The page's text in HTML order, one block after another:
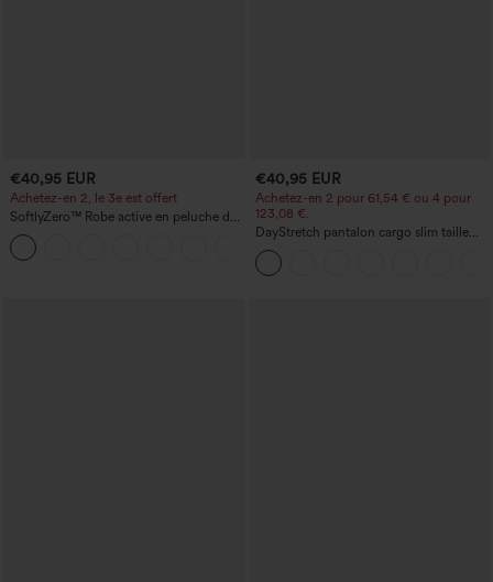
€40,95 EUR
Achetez-en 2, le 3e est offert
SoftlyZero™ Robe active en peluche dos
nu — Édition Hyper Facile
€40,95 EUR
Achetez-en 2 pour 61,54 € ou 4 pour
123,08 €.
DayStretch pantalon cargo slim taille
haute, poches zippées, uni